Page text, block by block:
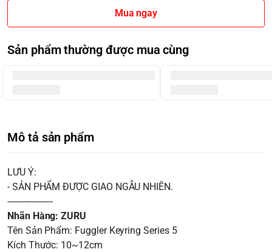
Mua ngay
Sản phẩm thường được mua cùng
Mô tả sản phẩm
LƯU Ý:
- SẢN PHẨM ĐƯỢC GIAO NGẪU NHIÊN.
-------------------
Nhãn Hàng: ZURU
Tên Sản Phẩm: Fuggler Keyring Series 5
Kích Thước: 10~12cm